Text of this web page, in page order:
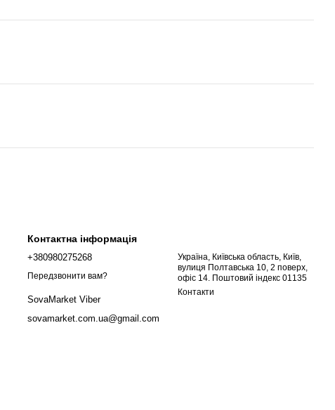
Контактна інформація
+380980275268
Передзвонити вам?
SovaMarket Viber
sovamarket.com.ua@gmail.com
Україна, Київська область, Київ,
вулиця Полтавська 10, 2 поверх,
офіс 14. Поштовий індекс 01135
Контакти